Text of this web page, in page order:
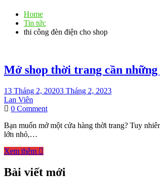
Home
Tin tức
thi công đèn điện cho shop
Mở shop thời trang cần những
13 Tháng 2, 20203 Tháng 2, 2023
Lan Viên
0 Commenton
shop
gì
Bạn muốn mở một cửa hàng thời trang? Tuy
lớn nhỏ,…
Xem thêm
Bài viết mới